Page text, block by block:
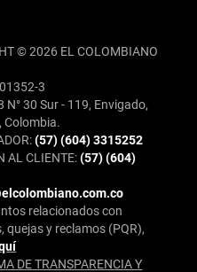
© 2026 EL COLOMBIANO
3
N° 30 Sur - 119, Envigado,
Colombia.
(57) (604) 3315252
AL CLIENTE:(57) (604)
relacionados con
quejas y reclamos (PQR),
DE TRANSPARENCIA Y